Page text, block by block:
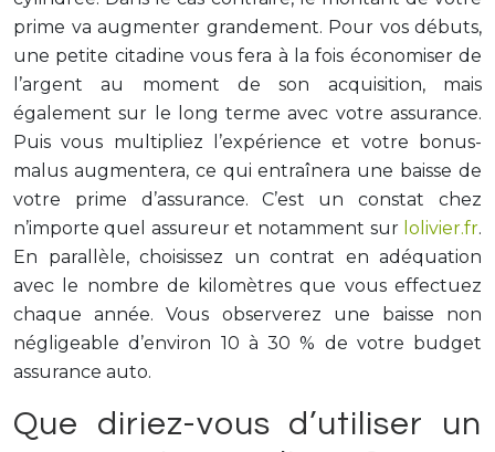
prime va augmenter grandement. Pour vos débuts,
une petite citadine vous fera à la fois économiser de
l’argent au moment de son acquisition, mais
également sur le long terme avec votre assurance.
Puis vous multipliez l’expérience et votre bonus-
malus augmentera, ce qui entraînera une baisse de
votre prime d’assurance. C’est un constat chez
n’importe quel assureur et notamment sur lolivier.fr.
En parallèle, choisissez un contrat en adéquation
avec le nombre de kilomètres que vous effectuez
chaque année. Vous observerez une baisse non
négligeable d’environ 10 à 30 % de votre budget
assurance auto.
Que diriez-vous d’utiliser un